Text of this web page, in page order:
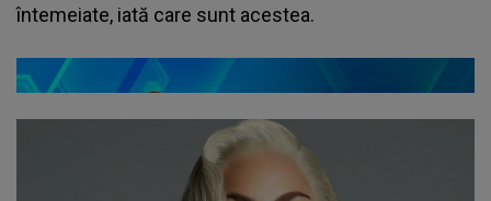
întemeiate, iată care sunt acestea.